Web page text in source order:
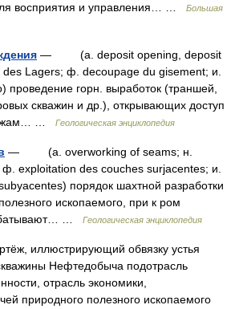
восприятия и управления… …
Большая
— (a. deposit opening, deposit
Lagers; ф. decoupage du gisement; и.
проведение горн. выработок (траншей,
скважин и др.), открывающих доступ
…
Геологическая энциклопедия
— (a. overworking of seams; н.
exploitation des couches surjacentes; и.
порядок шахтной разработки
ископаемого, при к ром
…
Геологическая энциклопедия
иллюстрирующий обвязку устья
Нефтедобыча подотрасль
отрасль экономики,
природного полезного ископаемого